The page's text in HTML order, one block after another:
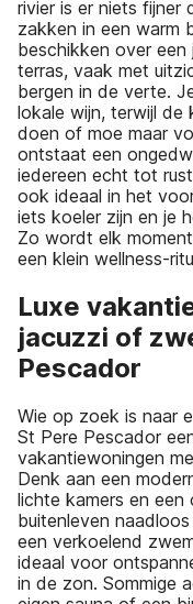
rivier is er niets fijner
zakken in een warm
beschikken over een
terras, vaak met
bergen in de verte.
lokale wijn, terwijl de
doen of moe maar
ontstaat een
iedereen echt tot
ook ideaal in het
iets koeler zijn en je
Zo wordt elk
een klein wellness-
Luxe
jacuzzi of
Pescador
Wie op zoek is naar
St Pere Pescador
vakantiewoningen
Denk aan een
lichte kamers en een
buitenleven
een verkoelend
ideaal voor
in de zon. Sommige